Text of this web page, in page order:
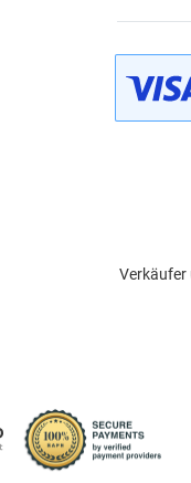
Verkäufer